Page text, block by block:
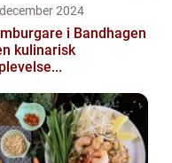
2024
i Bandhagen
kulinarisk